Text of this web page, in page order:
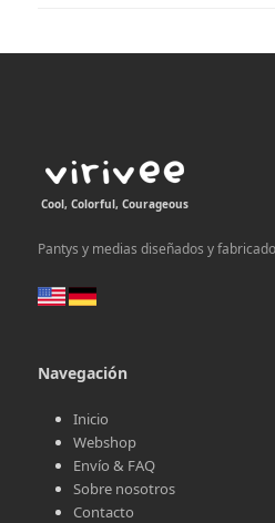
Cool, Colorful, Courageous
Pantys y medias diseñados y
Navegación
Inicio
Webshop
Envío & FAQ
Sobre nosotros
Contacto